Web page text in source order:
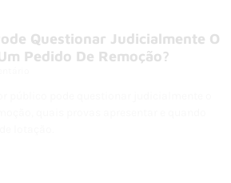
Questionar Judicialmente O
Pedido De Remoção?